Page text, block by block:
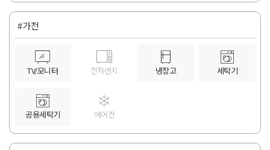
#가전
TV/모니터 전자렌지 냉장고 세탁기
공용세탁기 에어컨